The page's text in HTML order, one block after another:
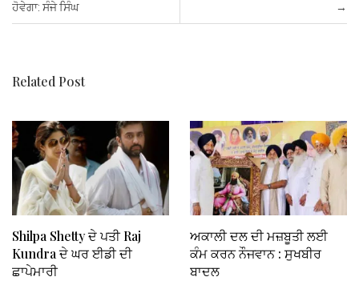
o
p
ਹੋਵੇਗਾ: ਸੰਜੇ ਸਿੰਘ
→
Related Post
Shilpa Shetty ਦੇ ਪਤੀ Raj
Kundra ਦੇ ਘਰ ਈਡੀ ਦੀ
ਛਾਪੇਮਾਰੀ
ਅਕਾਲੀ ਦਲ ਦੀ ਮਜ਼ਬੂਤੀ ਲਈ
ਕੰਮ ਕਰਨ ਨੌਜਵਾਨ : ਸੁਖਬੀਰ
ਬਾਦਲ